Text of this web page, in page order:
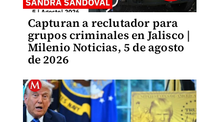
Capturan a reclutador para
grupos criminales en Jalisco |
Milenio Noticias, 5 de agosto
de 2026